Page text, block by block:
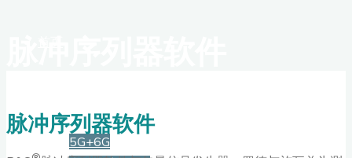
5G+6G
脉冲序列器软件